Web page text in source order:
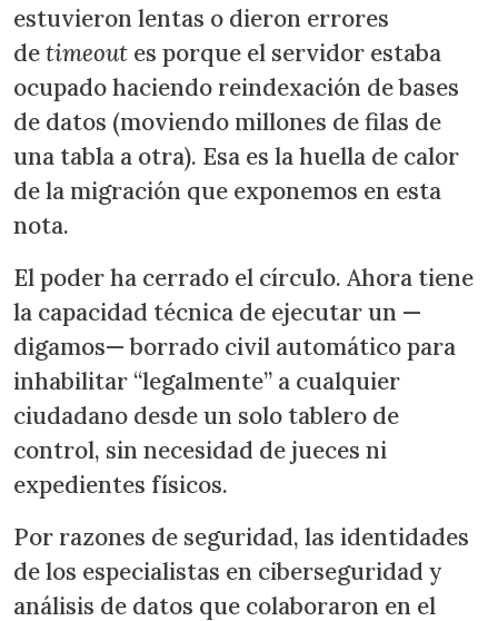
estuvieron lentas o dieron errores
detimeout es porque el servidor estaba
ocupado haciendo reindexación de bases
de datos (moviendo millones de filas de
una tabla a otra). Esa es la huella de calor
de la migración que exponemos en esta
nota.
El poder ha cerrado el círculo. Ahora tiene
la capacidad técnica de ejecutar un —
digamos— borrado civil automático para
inhabilitar “legalmente” a cualquier
ciudadano desde un solo tablero de
control, sin necesidad de jueces ni
expedientes físicos.
Por razones de seguridad, las identidades
de los especialistas en ciberseguridad y
análisis de datos que colaboraron en el